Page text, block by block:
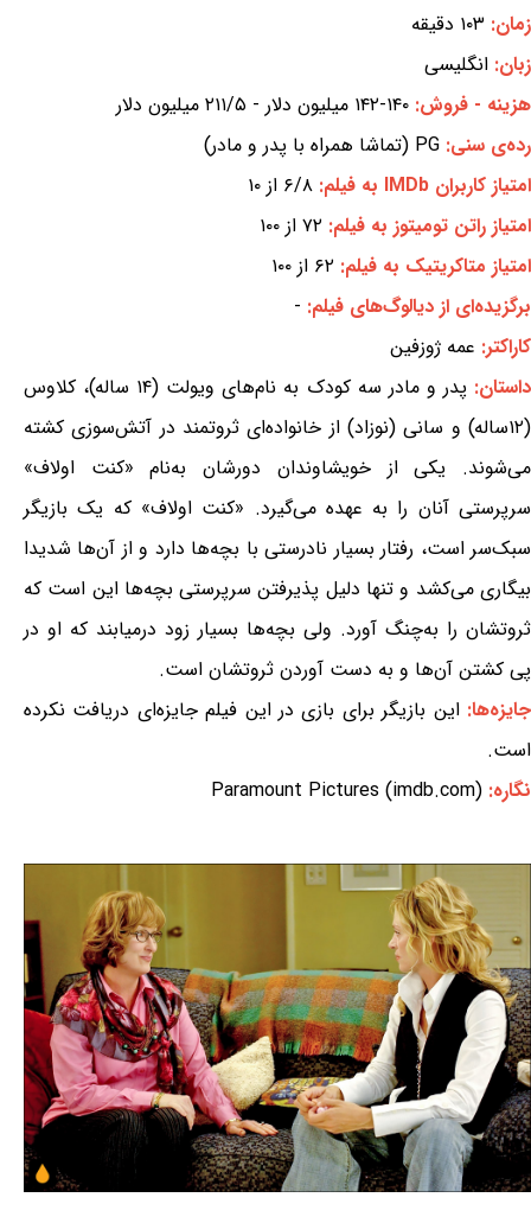
زمان: ۱۰۳ دقیقه
زبان: انگلیسی
هزینه - فروش: ۱۴۰-۱۴۲ میلیون دلار - ۲۱۱/۵ میلیون دلار
رده‌ی سنی: PG (تماشا همراه با پدر و مادر)
امتیاز کاربران IMDb به فیلم:
۶/۸ از ۱۰
امتیاز راتن تومیتوز به فیلم: ۷۲ از ۱۰۰
امتیاز متاکریتیک به فیلم: ۶۲ از ۱۰۰
برگزیده‌ای از دیالوگ‌های فیلم: -
کاراکتر: عمه ژوزفین
داستان:
پدر و مادر سه کودک به نام‌های ویولت (۱۴ ساله)، کلاوس
(۱۲ساله) و سانی (نوزاد) از خانواده‌ای ثروتمند در آتش‌سوزی کشته
می‌شوند. یکی از خویشاوندان دورشان به‌نام «کنت اولاف»
سرپرستی آنان را به عهده می‌گیرد. «کنت اولاف» که یک بازیگر
سبک‌سر است، رفتار بسیار نادرستی با بچه‌ها دارد و از آن‌ها شدیدا
بیگاری می‌کشد و تنها دلیل پذیرفتن سرپرستی بچه‌ها این است که
ثروتشان را به‌چنگ آورد. ولی بچه‌ها بسیار زود درمیابند که او در
پی کشتن آن‌ها و به دست آوردن ثروتشان است.
جایزه‌ها:این بازیگر برای بازی در این فیلم جایزه‌ای دریافت نکرده
است.
نگاره: Paramount Pictures (imdb.com)